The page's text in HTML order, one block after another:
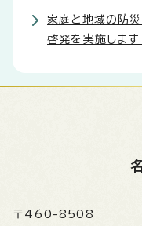
家庭と地域の防
啓発を実施します
〒460-8508